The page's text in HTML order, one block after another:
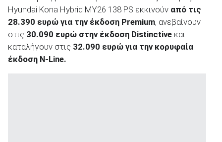
Hyundai Kona Hybrid MY26 138 PS εκκινούν από τις
28.390 ευρώ για την έκδοση Premium, ανεβαίνουν
στις 30.090 ευρώ στην έκδοση Distinctive και
καταλήγουν στις 32.090 ευρώ για την κορυφαία
έκδοση N-Line.